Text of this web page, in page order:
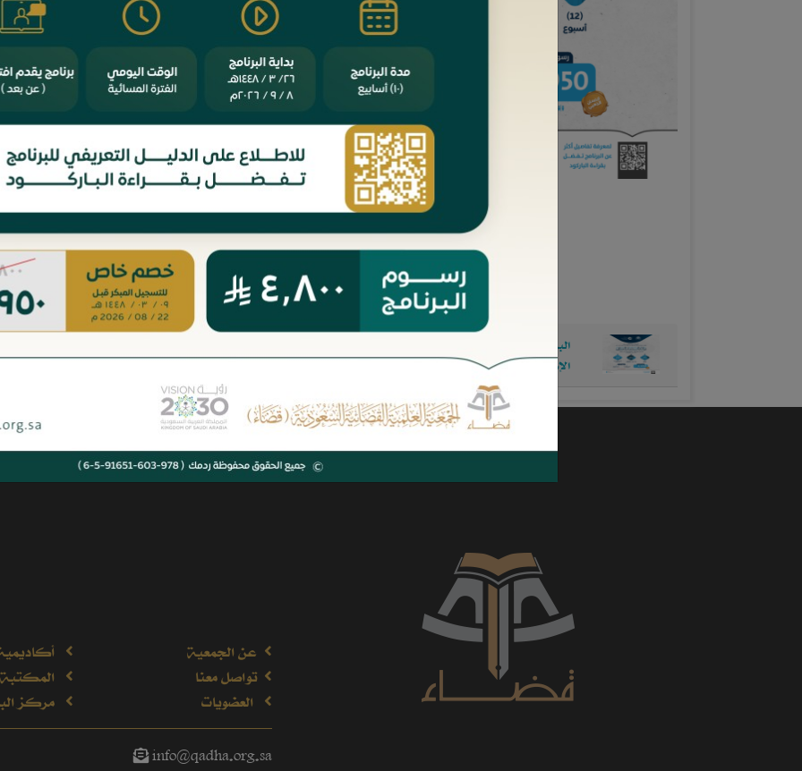
محتويات الدورة
البرنامج التأهيلي: فقه المالية
الإسلامية وتسوية المنازعات )9(
ريال
الوحدة الثالثة: أخصائي تسوية المنازعات
المالية
1. التحكيم والوساطة في تسوية المنازعات
المالية
4. تطبيقات المنازعات في الأوراق المالية
الموعد
Saturday الموافق 17 August 2024
عن الجمعية
تواصل معنا
العضويات
مركز
info@qadha.org.sa